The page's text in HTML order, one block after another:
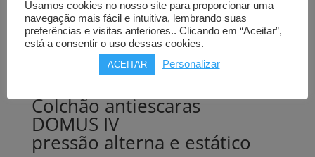
Colchão antiescaras
DOMUS IV
pressão alterna e estático
Usamos cookies no nosso site para proporcionar uma
navegação mais fácil e intuitiva, lembrando suas
preferências e visitas anteriores.. Clicando em “Aceitar”,
está a consentir o uso dessas cookies.
ACEITAR Personalizar